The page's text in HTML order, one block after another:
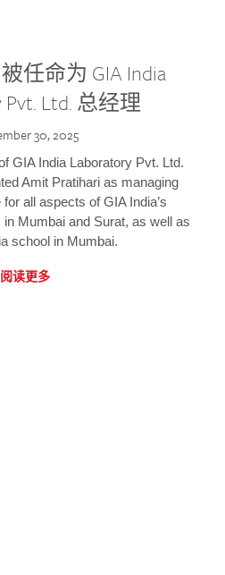
任命为 GIA India
Pvt. Ltd. 总经理
30, 2025
GIA India Laboratory Pvt. Ltd.
Amit Pratihari as managing
all aspects of GIA India’s
Mumbai and Surat, as well as
school in Mumbai.
阅读更多